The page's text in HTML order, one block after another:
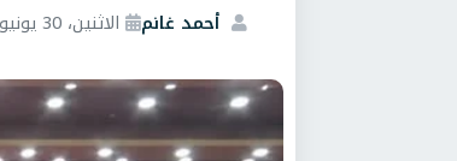
أحمد غانم الاثنين، 30 يونيو 2025 6:15 م